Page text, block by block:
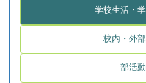
学校生活・
校内・外
部活動